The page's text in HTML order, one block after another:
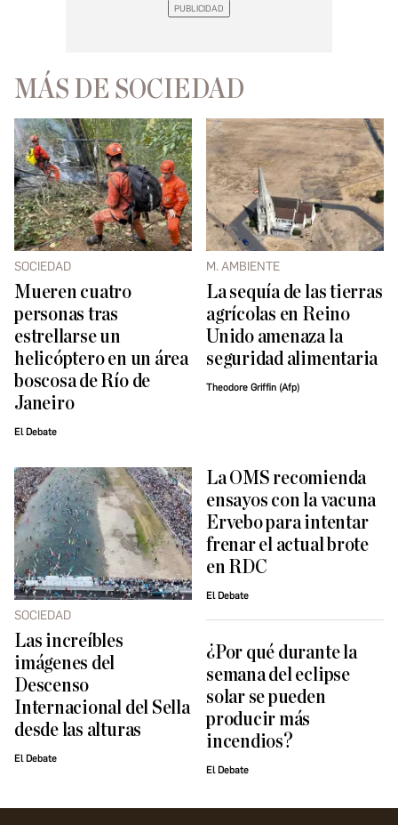
MÁS DE SOCIEDAD
SOCIEDAD
Mueren cuatro
personas tras
estrellarse un
helicóptero en un área
boscosa de Río de
Janeiro
El Debate
M. AMBIENTE
La sequía de las tierras
agrícolas en Reino
Unido amenaza la
seguridad alimentaria
Theodore Griffin (Afp)
SOCIEDAD
Las increíbles
imágenes del
Descenso
Internacional del Sella
desde las alturas
El Debate
La OMS recomienda
ensayos con la vacuna
Ervebo para intentar
frenar el actual brote
en RDC
El Debate
¿Por qué durante la
semana del eclipse
solar se pueden
producir más
incendios?
El Debate